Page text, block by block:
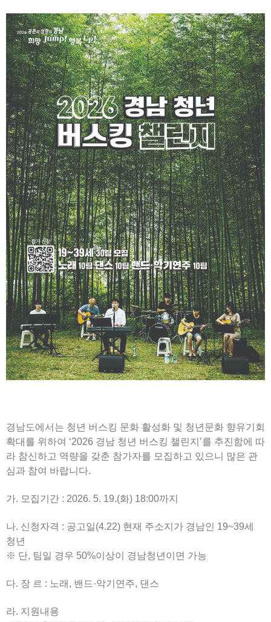
경남도에서는 청년 버스킹 문화 활성화 및 청년문화 향유기회
확대를 위하여 ‘2026 경남 청년 버스킹 챌린지’를 추진함에 따
라 참신하고 역량을 갖춘 참가자를 모집하고 있으니 많은 관
심과 참여 바랍니다.
가. 모집기간 : 2026. 5. 19.(화) 18:00까지
나. 신청자격 : 공고일(4.22) 현재 주소지가 경남인 19~39세
청년
※ 단, 팀일 경우 50%이상이 경남청년이면 가능
다. 장 르 : 노래, 밴드·악기연주, 댄스
라. 지원내용